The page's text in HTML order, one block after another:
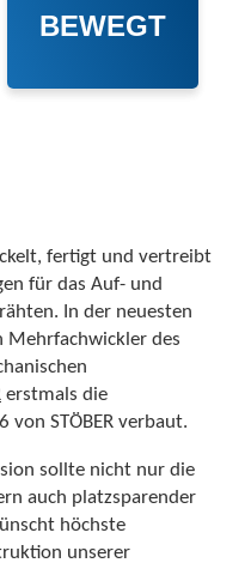
BEWEGT
fertigt und vertreibt
für das Auf- und
In der neuesten
Mehrfachwickler des
erstmals die
von STÖBER verbaut.
sollte nicht nur die
auch platzsparender
höchste
unserer